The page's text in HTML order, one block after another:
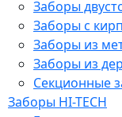
Заборы
Заборы с
Заборы из
Заборы из
Секционные
Заборы HI-TECH